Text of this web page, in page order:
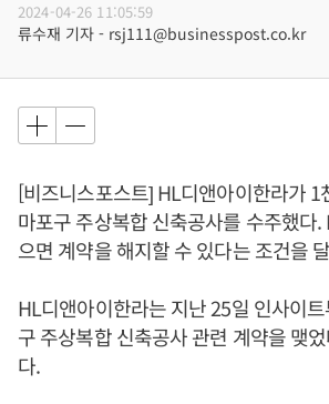
2024-04-26 11:05:59
류수재 기자 - rsj111@businesspost.co.kr
[비즈니스포스트] HL디앤아이한라가 1
마포구 주상복합 신축공사를 수주했다.
으면 계약을 해지할 수 있다는 조건을
HL디앤아이한라는 지난 25일 인사이
구 주상복합 신축공사 관련 계약을 맺
다.